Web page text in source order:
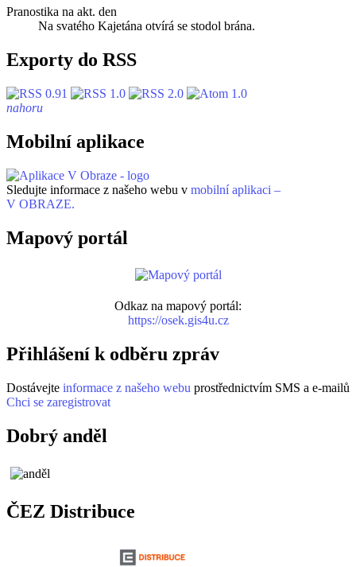
Pranostika na akt. den
Na svatého Kajetána otvírá se stodol brána.
Exporty do RSS
nahoru
Mobilní aplikace
Sledujte informace z našeho webu v mobilní aplikaci –
V OBRAZE.
Mapový portál
Odkaz na mapový portál:
https://osek.gis4u.cz
Přihlášení k odběru zpráv
Dostávejte informace z našeho webu prostřednictvím SMS a e-mailů
Chci se zaregistrovat
Dobrý anděl
ČEZ Distribuce